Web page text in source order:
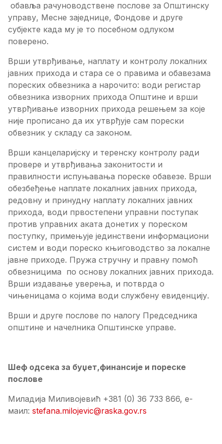
обавља рачуноводствене послове за Општинску
управу, Месне заједнице, Фондове и друге
субјекте када му је то посебном одлуком
поверено.
Врши утврђивање, наплату и контролу локалних
јавних прихода и стара се о правима и обавезама
пореских обвезника а нарочито: води регистар
обвезника изворних прихода Општине и врши
утврђивање изворних прихода решењем за које
није прописано да их утврђује сам порески
обвезник у складу са законом.
Врши канцеларијску и теренску контролу ради
провере и утврђивања законитости и
правилности испуњавања пореске обавезе. Врши
обезбеђење наплате локалних јавних прихода,
редовну и принудну наплату локалних јавних
прихода, води првостепени управни поступак
против управних аката донетих у пореском
поступку, примењује јединствени информациони
систем и води пореско књиговодство за локалне
јавне приходе. Пружа стручну и правну помоћ
обвезницима по основу локалних јавних прихода.
Врши издавање уверења, и потврда о
чињеницама о којима води службену евиденцију.
Врши и друге послове по налогу Председника
општине и начелника Општинске управе.
Шеф одсека за буџет,финансије и пореске
послове
Миладија Миливојевић +381 (0) 36 733 866, е-
маил: stefana.milojevic@raska.gov.rs